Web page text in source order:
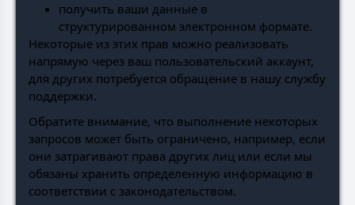
получить ваши данные в
структурированном электронном формате.
Некоторые из этих прав можно реализовать
напрямую через ваш пользовательский аккаунт,
для других потребуется обращение в нашу службу
поддержки.
Обратите внимание, что выполнение некоторых
запросов может быть ограничено, например, если
они затрагивают права других лиц или если мы
обязаны хранить определенную информацию в
соответствии с законодательством.